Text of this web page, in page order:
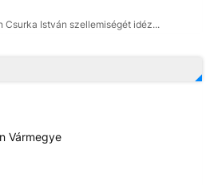
Csurka István szellemiségét idéz...
Vármegye